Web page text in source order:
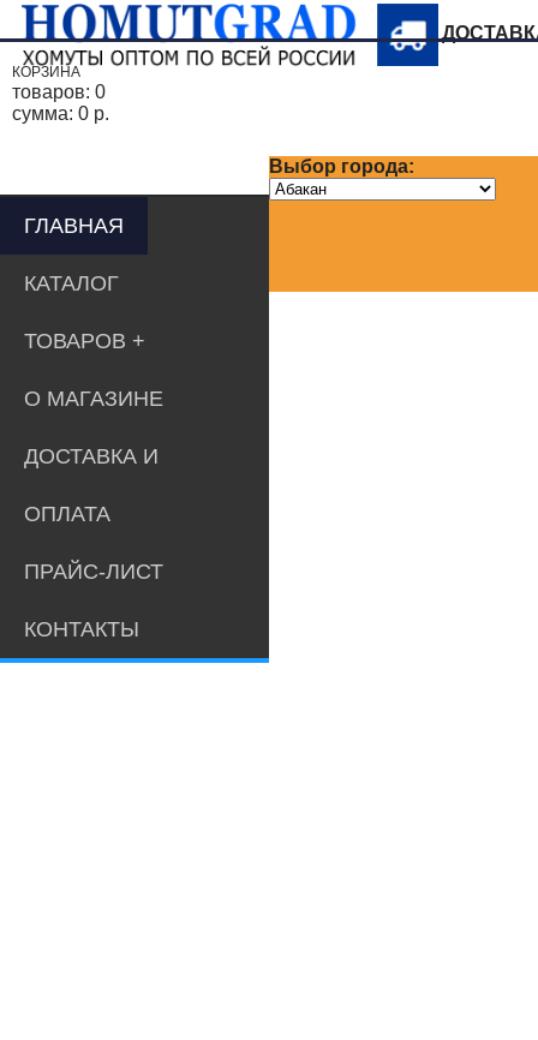
Выбор города:
КОРЗИНА
товаров: 0
сумма: 0 р.
ГЛАВНАЯ
КАТАЛОГ
ТОВАРОВ
О МАГАЗИНЕ
ДОСТАВКА И
ОПЛАТА
ПРАЙС-ЛИСТ
КОНТАКТЫ